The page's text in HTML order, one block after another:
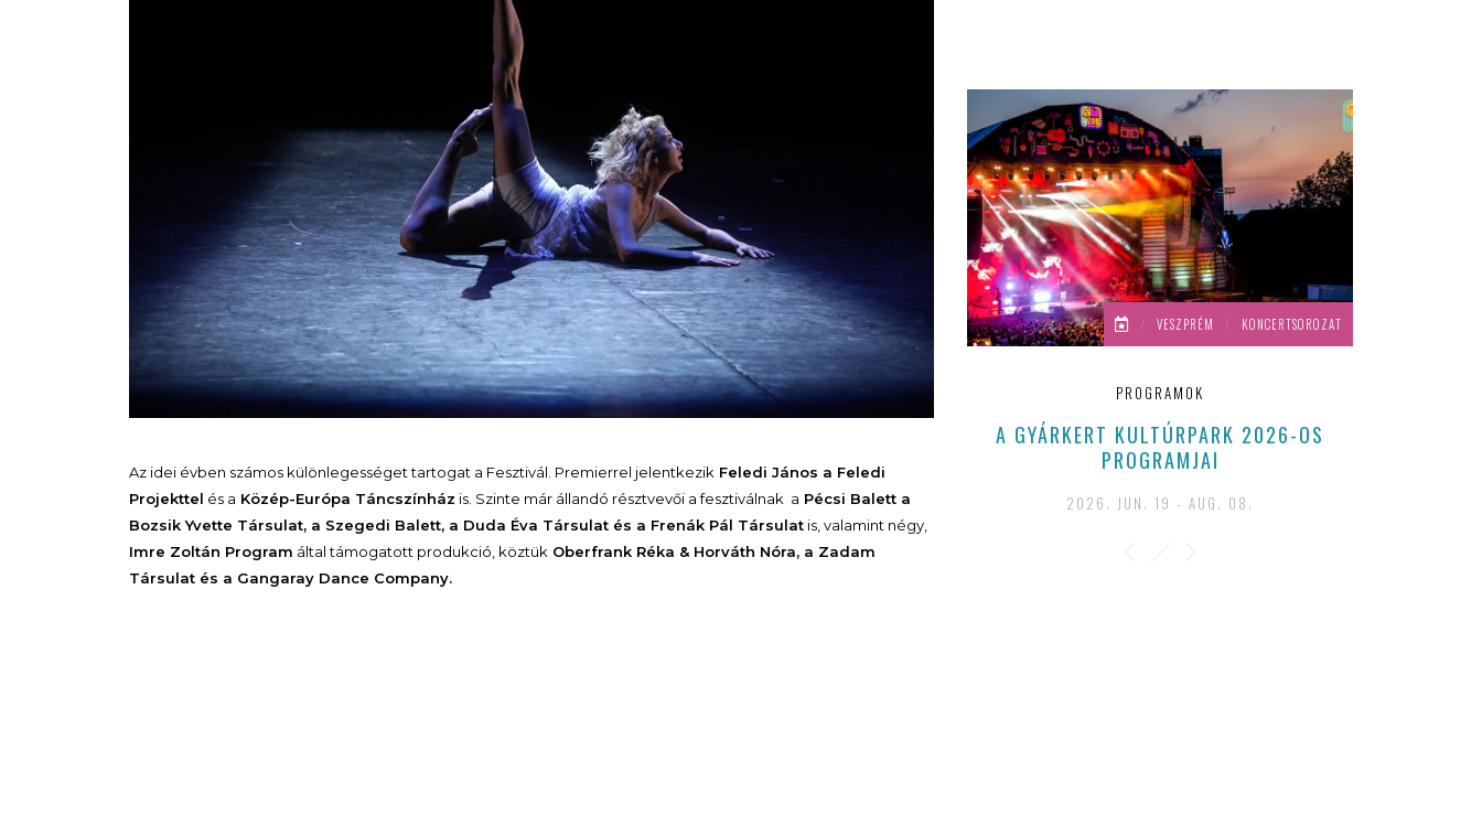
Az idei évben számos különlegességet tartogat a Fesztivál. Premierrel jelentkezik Feledi János a Feledi
Projekttel és a Közép-Európa Táncszínház is. Szinte már állandó résztvevői a fesztiválnak a Pécsi Balett a
Bozsik Yvette Társulat, a Szegedi Balett, a Duda Éva Társulat és a Frenák Pál Társulat is, valamint négy,
Imre Zoltán Program által támogatott produkció, köztük Oberfrank Réka & Horváth Nóra, a Zadam
Társulat és a Gangaray Dance Company.
/ VESZPRÉM / KONCERTSOROZAT
PROGRAMOK
A GYÁRKERT KULTÚRPARK 2026-OS
PROGRAMJAI
2026. JUN. 19 - AUG. 08.